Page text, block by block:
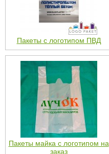
Пакеты с логотипом ПВД
Пакеты майка с логотипом на
заказ